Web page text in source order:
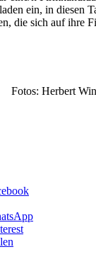
ein, in diesen
die sich auf ihre
Fotos: Herbert